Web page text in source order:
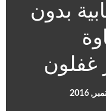
بدون
غفلون